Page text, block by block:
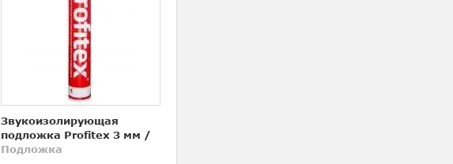
Звукоизолирующая
подложка Profitex 3 мм /
Подложка